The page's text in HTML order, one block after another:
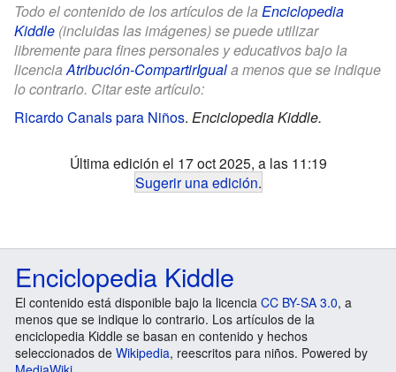
Todo el contenido de los artículos de la Enciclopedia
Kiddle (incluidas las imágenes) se puede utilizar
libremente para fines personales y educativos bajo la
licenciaAtribución-CompartirIguala menos que se indique
lo contrario. Citar este artículo:
Ricardo Canals para Niños. Enciclopedia Kiddle.
Última edición el 17 oct 2025, a las 11:19
Sugerir una edición.
Enciclopedia Kiddle
El contenido está disponible bajo la licencia CC BY-SA 3.0, a
menos que se indique lo contrario. Los artículos de la
enciclopedia Kiddle se basan en contenido y hechos
seleccionados de Wikipedia, reescritos para niños. Powered by